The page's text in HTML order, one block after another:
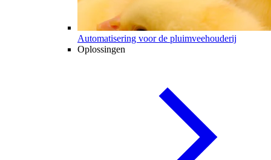
Automatisering voor de pluimveehouderij
Oplossingen